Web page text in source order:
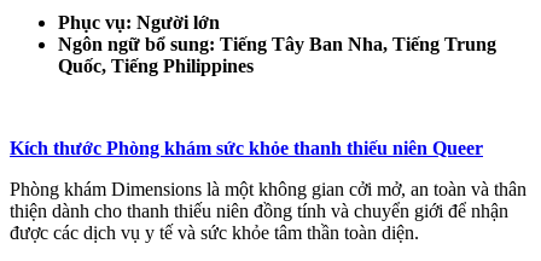
Phục vụ: Người lớn
Ngôn ngữ bổ sung: Tiếng Tây Ban Nha, Tiếng Trung
Quốc, Tiếng Philippines
Kích thước Phòng khám sức khỏe thanh thiếu niên Queer
Phòng khám Dimensions là một không gian cởi mở, an toàn và thân
thiện dành cho thanh thiếu niên đồng tính và chuyển giới để nhận
được các dịch vụ y tế và sức khỏe tâm thần toàn diện.